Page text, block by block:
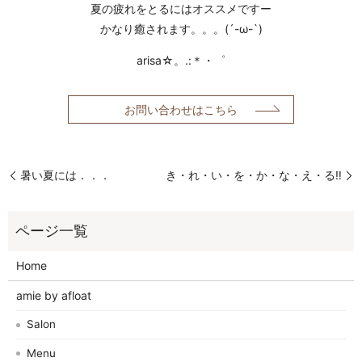
夏の疲れをとるにはオススメですー
かなり癒されます。。。(´-ω-`)
arisa☆。.:＊・゜
お問い合わせはこちら
暑い夏には．．． き・れ・い・を・か・な・え・る‼️
Home
amie by afloat
Salon
Menu